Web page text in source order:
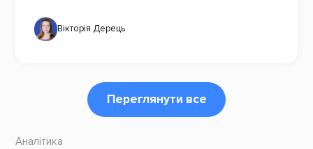
Вікторія Дерець
Переглянути все
Аналітика